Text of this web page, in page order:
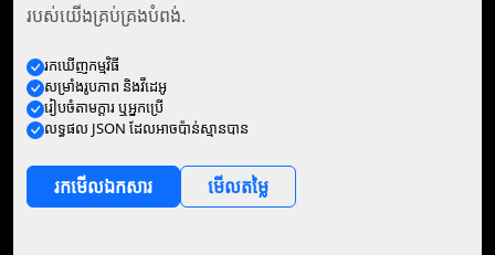
របស់យើងគ្រប់គ្រងបំពង់.
រក​ឃើញ​កម្មវិធី
សម្រាំង​រូបភាព និង​វីដេអូ
រៀបចំ​តាម​ក្ដារ ឬ​អ្នក​ប្រើ
លទ្ធផល JSON ដែល​អាច​ប៉ាន់ស្មាន​បាន
រក​មើល​ឯកសារ មើល​តម្លៃ